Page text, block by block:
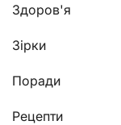
Здоров'я
Зірки
Поради
Рецепти